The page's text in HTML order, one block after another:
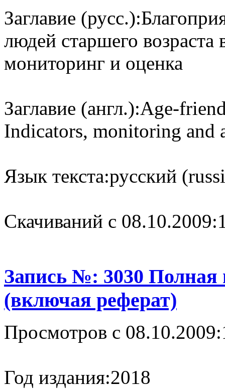
Заглавие (русс.):
людей старшего
мониторинг и оценка
Заглавие (англ.):Age-
Indicators, monitoring and
Язык текста:русский
Cкачиваний с 08.10.2009:
Запись №: 3030 Полная
(включая реферат)
Просмотров с 08.10.2009:
Год издания:2018